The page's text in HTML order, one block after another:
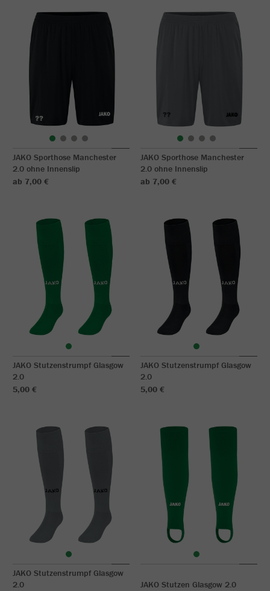
JAKO Sporthose Manchester
2.0 ohne Innenslip
ab 7,00 €
JAKO Sporthose Manchester
2.0 ohne Innenslip
ab 7,00 €
JAKO Stutzenstrumpf Glasgow
2.0
5,00 €
JAKO Stutzenstrumpf Glasgow
2.0
5,00 €
JAKO Stutzenstrumpf Glasgow
2.0
JAKO Stutzen Glasgow 2.0